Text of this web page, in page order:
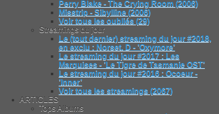
Perry Blake - The Crying Room (2006)
Misstrip - Sibylline (2006)
Voir tous les oubliés (29)
Streamings du jour
Le (tout dernier) streaming du jour #2018,
en exclu : Norset. D - ’Oxymore’
Le streaming du jour #2017 : Les
Marquises - ’Le Tigre de Tasmanie OST’
Le streaming du jour #2016 : Ocoeur -
’Inner’
Voir tous les streamings (2067)
ARTICLES
Tops Albums